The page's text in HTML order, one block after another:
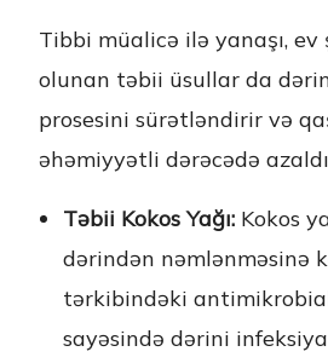
Tibbi müalicə ilə yanaşı,
olunan təbii üsullar da
prosesini sürətləndirir və
əhəmiyyətli dərəcədə
Təbii Kokos Yağı: Kokos
dərindən nəmlənməsinə
tərkibindəki
sayəsində dərini